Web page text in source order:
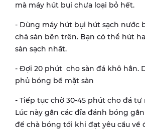
mà máy hút bụi chưa loại bỏ hết.
- Dùng máy hút bụi hút sạch nước
chà sàn bên trên. Bạn có thể hút
sàn sạch nhất.
- Đợi 20 phút cho sàn đá khô hẳn.
phủ bóng bề mặt sàn
- Tiếp tục chờ 30-45 phút cho đá
Lúc này gắn các đĩa đánh bóng
để chà bóng tới khi đạt yêu cầu về